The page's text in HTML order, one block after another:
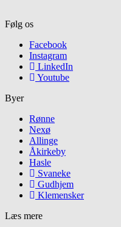
Følg os
Facebook
Instagram
LinkedIn
Youtube
Byer
Rønne
Nexø
Allinge
Åkirkeby
Hasle
Svaneke
Gudhjem
Klemensker
Læs mere